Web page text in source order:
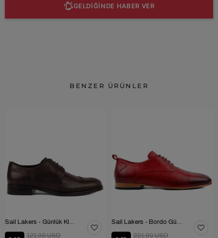
GELDİĞİNDE HABER VER
BENZER ÜRÜNLER
121.00 USD 221.00 USD